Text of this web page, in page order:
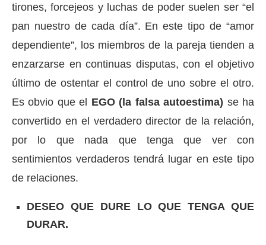
tirones, forcejeos y luchas de poder suelen ser “el
pan nuestro de cada día”. En este tipo de “amor
dependiente”, los miembros de la pareja tienden a
enzarzarse en continuas disputas, con el objetivo
último de ostentar el control de uno sobre el otro.
Es obvio que el EGO (la falsa autoestima) se ha
convertido en el verdadero director de la relación,
por lo que nada que tenga que ver con
sentimientos verdaderos tendrá lugar en este tipo
de relaciones.
DESEO QUE DURE LO QUE TENGA QUE
DURAR.